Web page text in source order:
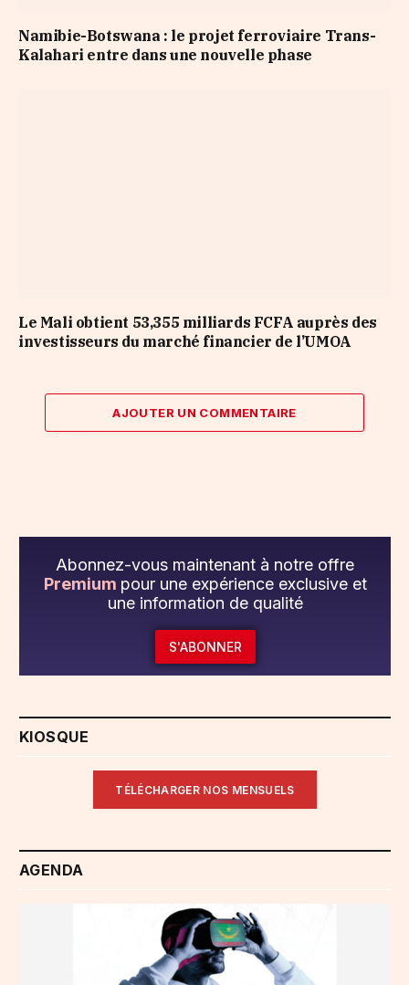
Namibie-Botswana : le projet ferroviaire Trans-
Kalahari entre dans une nouvelle phase
Le Mali obtient 53,355 milliards FCFA auprès des
investisseurs du marché financier de l’UMOA
AJOUTER UN COMMENTAIRE
Abonnez-vous maintenant à notre offre
Premium pour une expérience exclusive et
une information de qualité
S'ABONNER
KIOSQUE
TÉLÉCHARGER NOS MENSUELS
AGENDA